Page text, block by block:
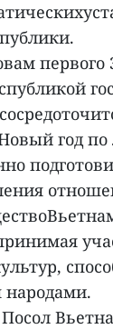
первого
год
народами.